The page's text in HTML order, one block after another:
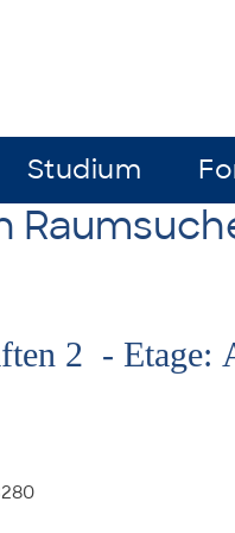
Studium
Studium
2 - Etage: